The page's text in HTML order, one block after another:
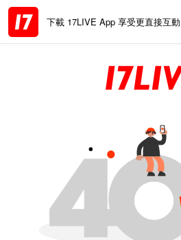
下載 17LIVE App 享受更直接互動